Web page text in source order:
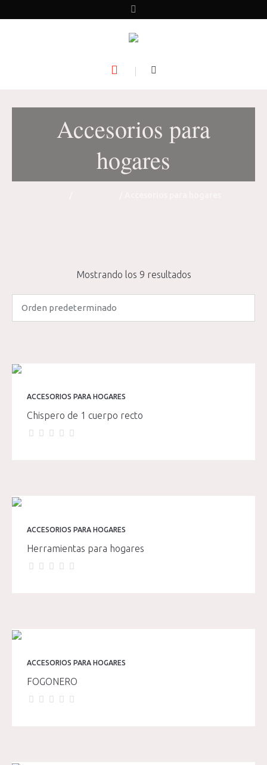
Accesorios para
hogares
Mostrando los 9 resultados
ACCESORIOS PARA HOGARES
Chispero de 1 cuerpo recto
ACCESORIOS PARA HOGARES
Herramientas para hogares
ACCESORIOS PARA HOGARES
FOGONERO